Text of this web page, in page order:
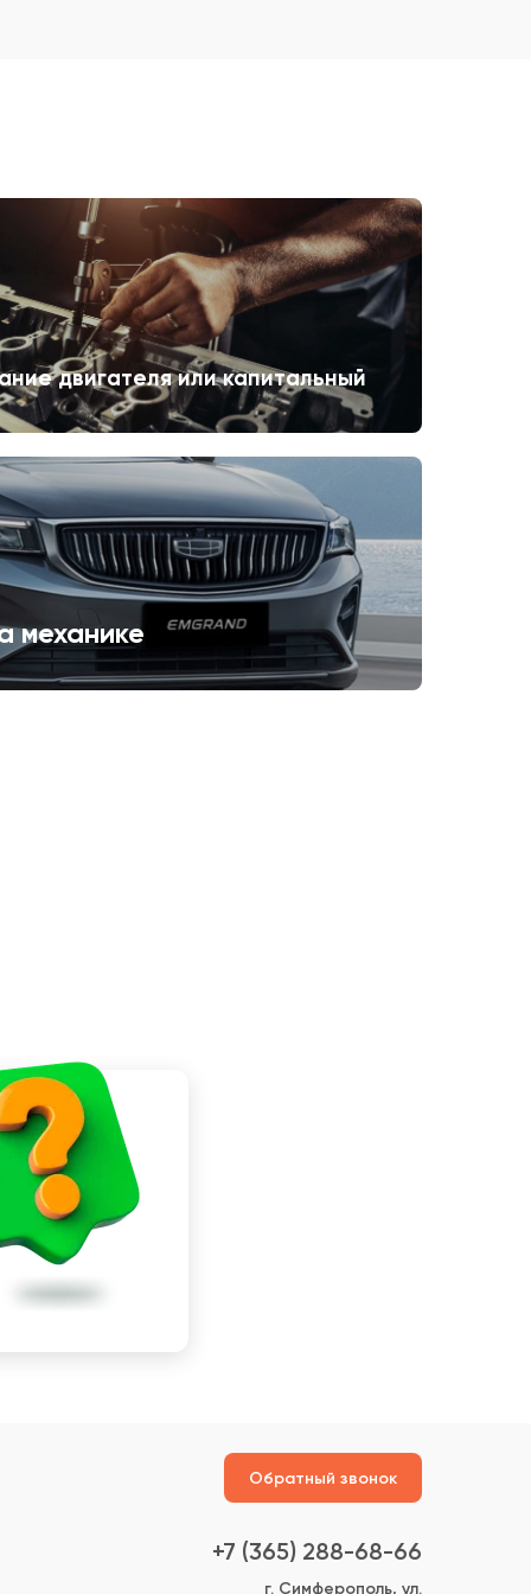
двигателя или капитальный
механике
Обратный звонок
+7 (365) 288-68-66
г. Симферополь, ул.